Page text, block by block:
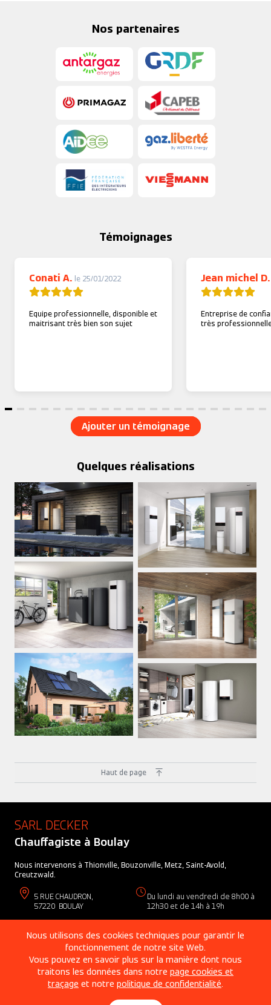
Nos partenaires
Témoignages
Conati A. le 25/01/2022
Equipe professionnelle, disponible et
maitrisant très bien son sujet
Jean michel
Entreprise de
très
Ajouter un témoignage
Quelques réalisations
Haut de page
SARL DECKER
Chauffagiste à Boulay
Nous intervenons à Thionville, Bouzonville, Metz, Saint-Avold,
Creutzwald.
5 RUE CHAUDRON
57220 BOULAY
Du lundi au vendredi de 8h00 à
12h30 et de 14h à 19h
www.viessmann.fr
Copyright © 2026 | Chauffagiste à Boulay | SARL DECKER Création par
Groupe Rhinos | Mentions légales|Cookies et traçage|Politique de
Confidentialité
Nous utilisons des cookies techniques pour garantir le
fonctionnement de notre site Web.
Vous pouvez en savoir plus sur la manière dont nous
traitons les données dans notre page cookies et
traçage et notre politique de confidentialité.